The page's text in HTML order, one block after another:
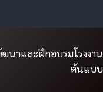
นาและฝึกอบรมโรงงาน
ต้นแบบ